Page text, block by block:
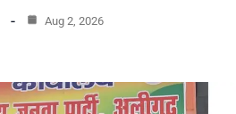
Aug 2, 2026